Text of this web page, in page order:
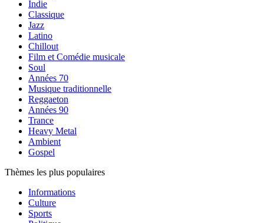
Indie
Classique
Jazz
Latino
Chillout
Film et Comédie musicale
Soul
Années 70
Musique traditionnelle
Reggaeton
Années 90
Trance
Heavy Metal
Ambient
Gospel
Thèmes les plus populaires
Informations
Culture
Sports